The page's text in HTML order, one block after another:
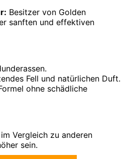
Besitzer von Golden
sanften und effektiven
Fell und natürlichen Duft.
ohne schädliche
Vergleich zu anderen
sein.